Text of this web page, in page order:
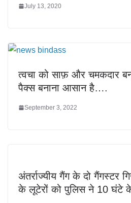
July 13, 2020
त्वचा को साफ़ और चमकदार
पैक्स बनाना आसान है….
September 3, 2022
अंतर्राज्यीय गैंग के दो गैंगस्टर
के लूटेरों को पुलिस ने 10 घंटे के